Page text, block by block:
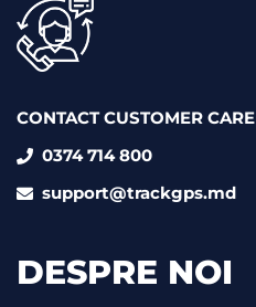
CONTACT CUSTOMER CARE
0374 714 800
support@trackgps.md
DESPRE NOI